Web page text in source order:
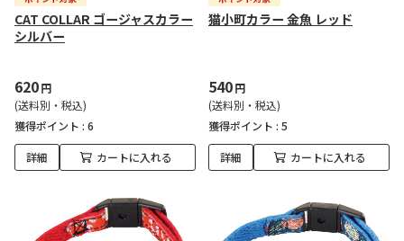
CAT COLLAR ゴージャスカラー
シルバー
620円
(送料別・税込)
獲得ポイント : 6
詳細 カートに入れる
猫小町カラー 金魚 レッド
540円
(送料別・税込)
獲得ポイント : 5
詳細 カートに入れる